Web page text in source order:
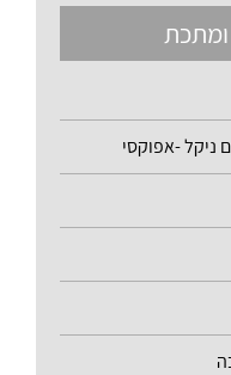
ומתכת
ניקל -אפוקסי